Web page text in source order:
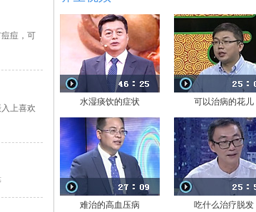
痘，可
上喜欢
水湿痰饮的症状 可以治病的花儿
难治的高血压病 吃什么治疗脱发